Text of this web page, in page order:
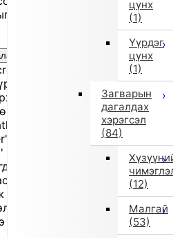
цүнх
(1)
Үүрдэг
цүнх
(1)
Загварын
дагалдах
хэрэгсэл
(84)
(12)
Малгай
(53)
захиалагч өөрөө хүлээнэ.
хаалттай тул өмсөж,
материал хосолсон
өгнө. Хөнгөн 'sole'-той
хүүхдэд тохиромжтой.
'liner' — 'leather', 'sole' —
'plastic' болон бусад
бөгөөд
шинэ бараа байдаг.
үрчлээ, эсвэл өнгө бага
болно. Импортын сонгомол
арчилгааны шошго байхгүй
асуудалгүй.